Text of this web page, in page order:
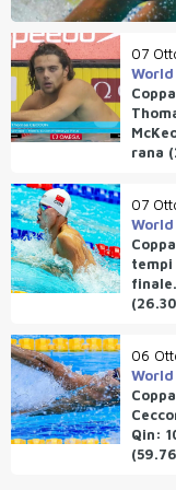
07
World
rana
07
World
tempi
06
World
Qin: